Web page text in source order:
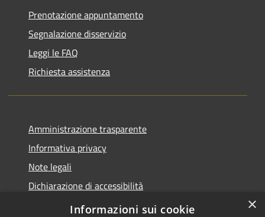
Prenotazione appuntamento
Segnalazione disservizio
Leggi le FAQ
Richiesta assistenza
Amministrazione trasparente
Informativa privacy
Note legali
Dichiarazione di accessibilità
Piano di miglioramento del sito
×
Informazioni sui cookie